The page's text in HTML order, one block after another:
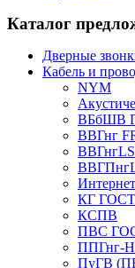
Каталог
Дверные
Кабель и
NYM
ВБбШВ
ВВГнг
КГ ГОСТ
КСПВ
ПВС
ППГнг-
ПуГВ